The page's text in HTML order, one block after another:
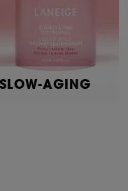
SLOW-AGING